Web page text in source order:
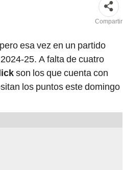
Compartir
esa vez en un partido
25. A falta de cuatro
son los que cuenta con
los puntos este domingo